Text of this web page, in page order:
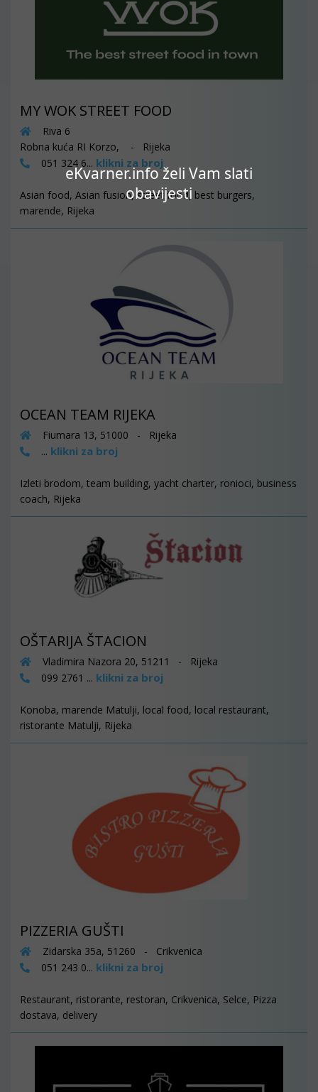
eKvarner.info želi Vam slati
obavijesti
MY WOK STREET FOOD
Riva 6
Robna kuća RI Korzo, - Rijeka
051 324 6... klikni za broj
Asian food, Asian fusion, street food, best burgers,
marende, Rijeka
OCEAN TEAM RIJEKA
Fiumara 13, 51000 - Rijeka
... klikni za broj
Izleti brodom, team building, yacht charter, ronioci, business
coach, Rijeka
OŠTARIJA ŠTACION
Vladimira Nazora 20, 51211 - Rijeka
099 2761 ... klikni za broj
Konoba, marende Matulji, local food, local restaurant,
ristorante Matulji, Rijeka
PIZZERIA GUŠTI
Zidarska 35a, 51260 - Crikvenica
051 243 0... klikni za broj
Restaurant, ristorante, restoran, Crikvenica, Selce, Pizza
dostava, delivery